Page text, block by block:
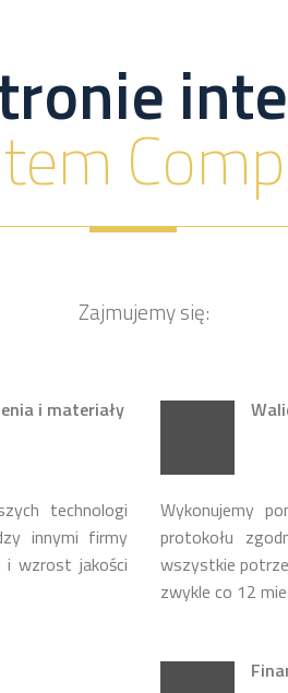
Zajmujemy się:
i materiały
technologi
innymi firmy
i wzrost jakości
Wykonujemy
protokołu
wszystkie
zwykle co 12